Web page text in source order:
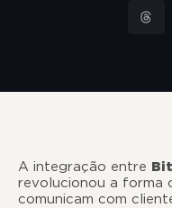
A integração entre
revolucionou a forma
comunicam com